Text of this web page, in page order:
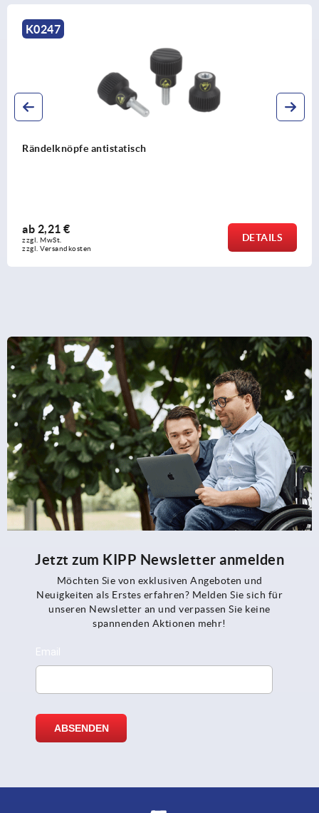
K1473
Rändelschrauben Kunststoff, antistatisch
ab3,07 €
zzgl. MwSt.
zzgl. Versandkosten
DETAILS
Jetzt zum KIPP Newsletter anmelden
Möchten Sie von exklusiven Angeboten und
Neuigkeiten als Erstes erfahren? Melden Sie sich für
unseren Newsletter an und verpassen Sie keine
spannenden Aktionen mehr!